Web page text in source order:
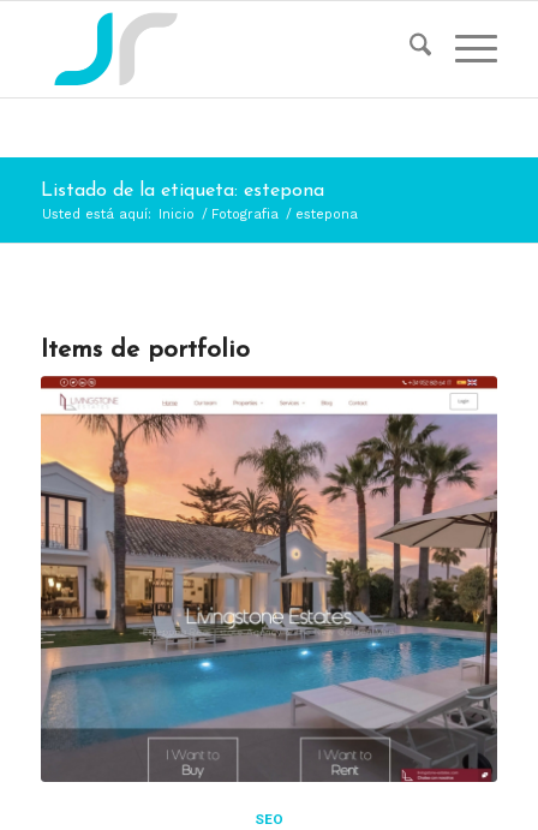
Listado de la etiqueta: estepona
Usted está aquí: Inicio / Fotografia / estepona
Items de portfolio
SEO